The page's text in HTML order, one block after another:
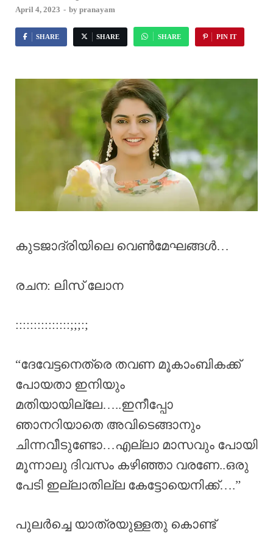
April 4, 2023 - by pranayam
SHARE SHARE SHARE PIN IT
കുടജാദ്രിയിലെ വെൺമേഘങ്ങൾ…
രചന: ലിസ് ലോന
:::::::::::::::;;;:;
“ദേവേട്ടനെത്രെ തവണ മൂകാംബികക്ക്
പോയതാ ഇനിയും
മതിയായില്ലേ…..ഇനീപ്പോ
ഞാനറിയാതെ അവിടെങ്ങാനും
ചിന്നവീടുണ്ടോ…എല്ലാ മാസവും പോയി
മൂന്നാലു ദിവസം കഴിഞ്ഞാ വരണേ..ഒരു
പേടി ഇല്ലാതില്ല കേട്ടോയെനിക്ക്….”
പുലർച്ചെ യാത്രയുള്ളതു കൊണ്ട്